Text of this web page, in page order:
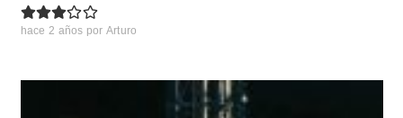
hace 2 años por Arturo